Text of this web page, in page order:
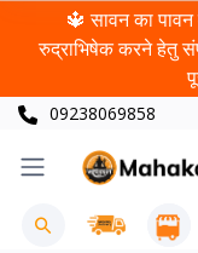
🔱 सावन का पावन
रुद्राभिषेक करने हेतु
09238069858